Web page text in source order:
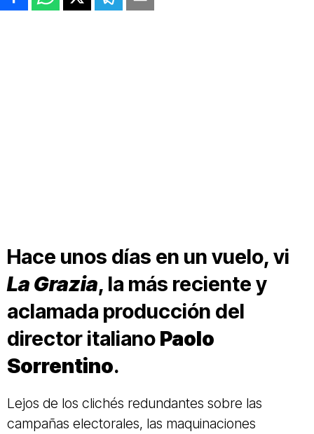
Hace unos días en un vuelo, vi
La Grazia, la más reciente y
aclamada producción del
director italiano Paolo
Sorrentino.
Lejos de los clichés redundantes sobre las
campañas electorales, las maquinaciones